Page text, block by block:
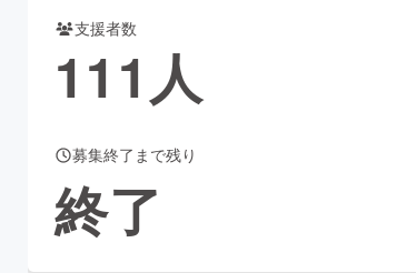
ィー・ヘルスケア
ィ
支援者数
111人
募集終了まで残り
終了